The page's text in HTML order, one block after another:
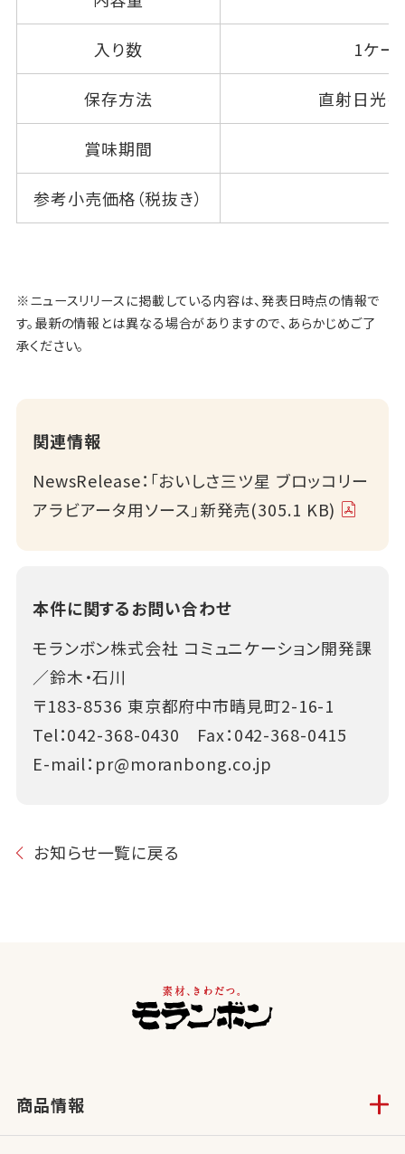
入り数 1ケー
保存方法 直射日光
賞味期間
参考小売価格（税抜き）
※ニュースリリースに掲載している内容は、発表日時点の情報で
す。最新の情報とは異なる場合がありますので、あらかじめご了
承ください。
関連情報
NewsRelease：「おいしさ三ツ星 ブロッコリー
アラビアータ用ソース」新発売(305.1 KB)
本件に関するお問い合わせ
モランボン株式会社 コミュニケーション開発課
／鈴木・石川
〒183-8536 東京都府中市晴見町2-16-1
Tel：042-368-0430 Fax：042-368-0415
E-mail： pr@moranbong.co.jp
お知らせ一覧に戻る
商品情報